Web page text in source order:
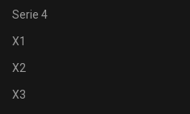
Serie 4
X1
X2
X3